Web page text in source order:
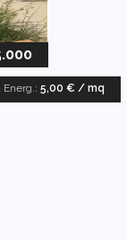
Energ.: 5,00 € / mq